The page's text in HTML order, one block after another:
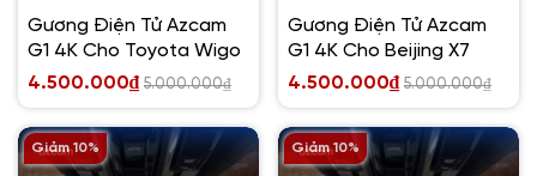
Gương Điện Tử Azcam
G1 4K Cho Toyota Wigo
4.500.000₫ 5.000.000₫
Gương Điện Tử Azcam
G1 4K Cho Beijing X7
4.500.000₫ 5.000.000₫
Giảm 10% Giảm 10%